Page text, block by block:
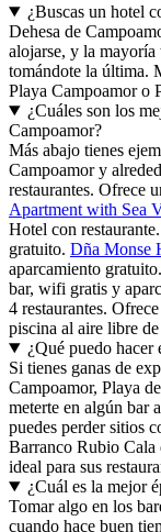
¿Buscas un hotel
Dehesa de
alojarse, y la mayoría
tomándote la última.
Playa Campoamor o
¿Cuáles son los
Campoamor?
Más abajo tienes
Campoamor y
restaurantes. Ofrece
Apartment with Sea
Hotel con
gratuito. Dña Monse
aparcamiento gratuito.
bar, wifi gratis y
4 restaurantes.
piscina al aire libre
¿Qué puedo hacer
Si tienes ganas de
Campoamor, Playa
meterte en algún bar
puedes perder sitios
Barranco Rubio Cala
ideal para sus
¿Cuál es la mejor
Tomar algo en los
cuando hace buen